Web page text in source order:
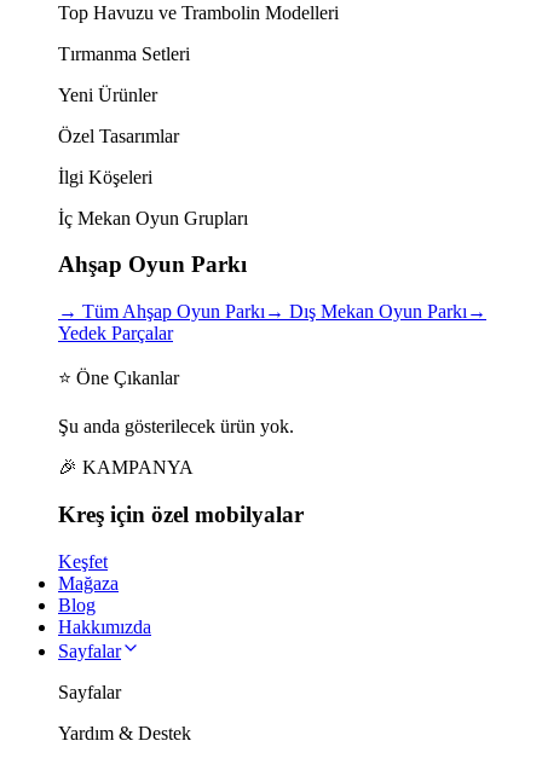
Top Havuzu ve Trambolin Modelleri
Tırmanma Setleri
Yeni Ürünler
Özel Tasarımlar
İlgi Köşeleri
İç Mekan Oyun Grupları
Ahşap Oyun Parkı
→ Tüm Ahşap Oyun Parkı → Dış Mekan Oyun Parkı →
Yedek Parçalar
⭐ Öne Çıkanlar
Şu anda gösterilecek ürün yok.
🎉 KAMPANYA
Kreş için özel mobilyalar
Keşfet
Mağaza
Blog
Hakkımızda
Sayfalar
Sayfalar
Yardım & Destek